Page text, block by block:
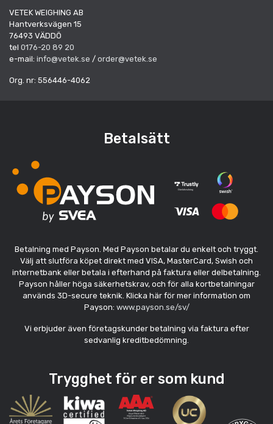
VETEK WEIGHING AB
Hantverksvägen 15
76493 VÄDDÖ
tel 0176-20 89 20
e-mail: info@vetek.se / order@vetek.se
Org. nr: 556446-4062
Betalsätt
Betalning med Payson. Med Payson betalar du enkelt och tryggt.
Välj att slutföra köpet direkt med VISA, MasterCard, Swish och
internetbank eller betala i efterhand på faktura eller delbetalning.
Payson håller höga säkerhetskrav, och för alla kortbetalningar
används 3D-secure teknik. Klicka här för mer information om
Payson: www.payson.se/sv/
Vi erbjuder även företagskunder betalning via faktura efter
sedvanlig kreditbedömning.
Trygghet för er som kund